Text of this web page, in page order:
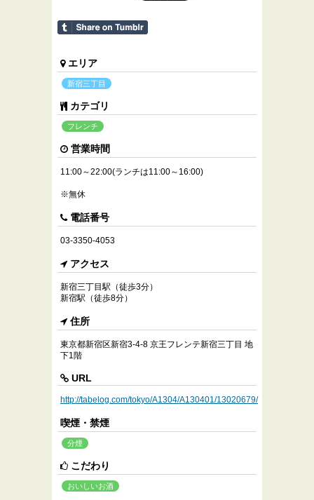
エリア
新宿三丁目
カテゴリ
フレンチ
営業時間
11:00～22:00(ランチは11:00～16:00)
※無休
電話番号
03-3350-4053
アクセス
新宿三丁目駅（徒歩3分）
新宿駅（徒歩8分）
住所
東京都新宿区新宿3-4-8 京王フレンテ新宿三丁目 地
下1階
URL
http://tabelog.com/tokyo/A1304/A130401/13020679/
喫煙・禁煙
分煙
こだわり
おいしいお酒